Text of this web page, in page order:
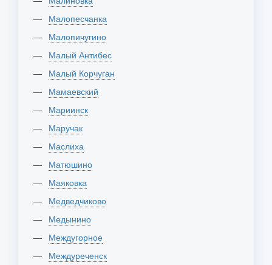
Малопесчанка
Малопичугино
Малый Антибес
Малый Корчуган
Мамаевский
Мариинск
Маручак
Маслиха
Матюшино
Маяковка
Медведчиково
Медынино
Междугорное
Междуреченск